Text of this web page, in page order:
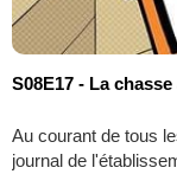
S08E17 - La
Au courant de tous
journal de